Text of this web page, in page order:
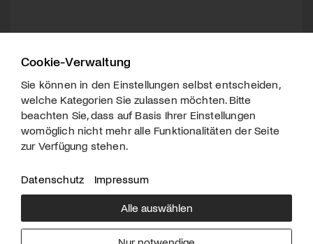
Über uns
Downloads
Werben
Impressum
Cookie-Verwaltung
Sie können in den Einstellungen selbst entscheiden,
welche Kategorien Sie zulassen möchten. Bitte
beachten Sie, dass auf Basis Ihrer Einstellungen
womöglich nicht mehr alle Funktionalitäten der Seite
zur Verfügung stehen.
Datenschutz Impressum
Alle auswählen